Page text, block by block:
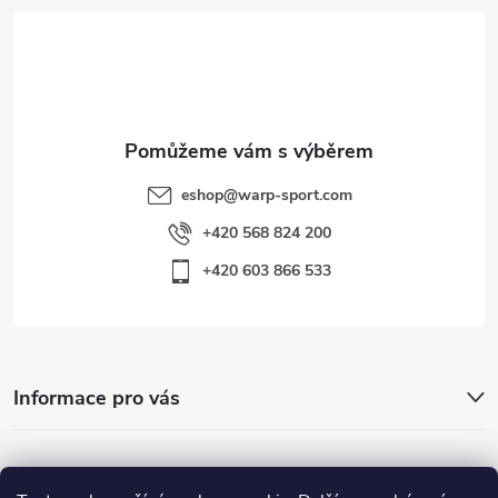
eshop@warp-sport.com
+420 568 824 200
+420 603 866 533
Informace pro vás
Nejhledanější